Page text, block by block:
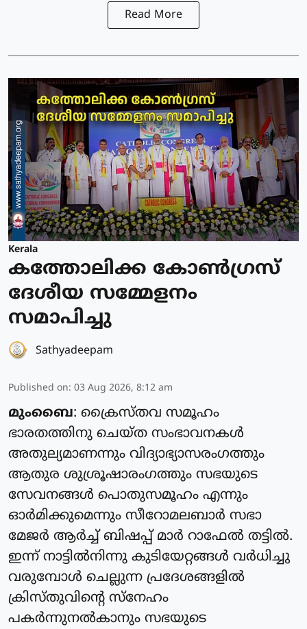
Read More
Kerala
കത്തോലിക്ക കോൺഗ്രസ്
ദേശീയ സമ്മേളനം
സമാപിച്ചു
Sathyadeepam
Published on: 03 Aug 2026, 8:12 am
മുംബൈ: ക്രൈസ്‌തവ സമൂഹം
ഭാരതത്തിനു ചെയ്‌ത സംഭാവനകൾ
അതുല്യമാണന്നും വിദ്യാഭ്യാസരംഗത്തും
ആതുര ശുശ്രൂഷാരംഗത്തും സഭയുടെ
സേവനങ്ങൾ പൊതുസമൂഹം എന്നും
ഓർമിക്കുമെന്നും സീറോമലബാർ സഭാ
മേജർ ആർച്ച് ബിഷപ്പ് മാർ റാഫേൽ തട്ടിൽ.
ഇന്ന് നാട്ടിൽനിന്നു കുടിയേറ്റങ്ങൾ വർധിച്ചു
വരുമ്പോൾ ചെല്ലുന്ന പ്രദേശങ്ങളിൽ
ക്രിസ്തു‌വിൻ്റെ സ്നേഹം
പകർന്നുനൽകാനും സഭയുടെ